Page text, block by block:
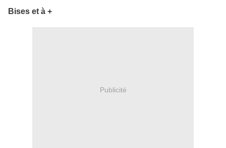
Bises et à +
Publicité